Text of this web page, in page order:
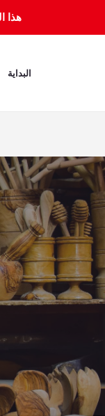
هذا
البداية